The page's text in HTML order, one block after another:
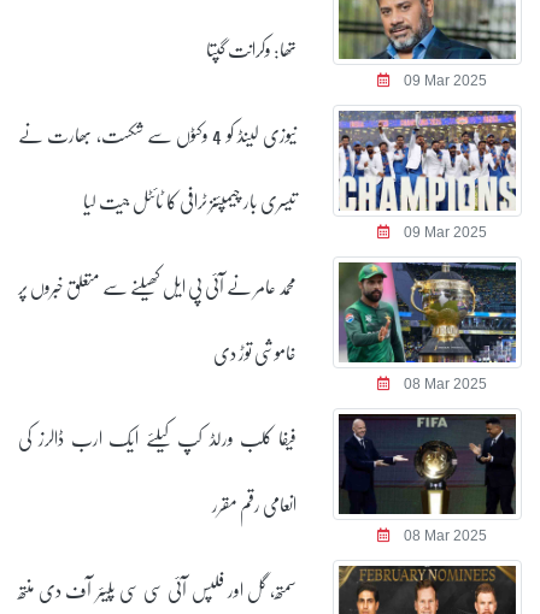
09 Mar 2025
تھا: وکرانت گپتا
09 Mar 2025
نیوزی لینڈ کو 4 وکٹوں سے شکست، بھارت نے
تیسری بار چیمپئنز ٹرافی کا ٹائٹل جیت لیا
08 Mar 2025
محمد عامر نے آئی پی ایل کھیلنے سے متعلق خبروں پر
خاموشی توڑ دی
08 Mar 2025
فیفا کلب ورلڈ کپ کیلئے ایک ارب ڈالرز کی
انعامی رقم مقرر
سمتھ، گل اور فلپس آئی سی سی پلیئر آف دی منتھ